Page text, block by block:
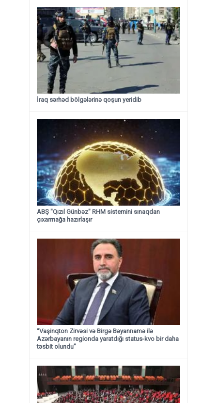
İraq sərhəd bölgələrinə qoşun yeridib
ABŞ "Qızıl Günbəz" RHM sistemini sınaqdan
çıxarmağa hazırlaşır
“Vaşinqton Zirvəsi və Birgə Bəyannamə ilə
Azərbayanın regionda yaratdığı status-kvo bir daha
təsbit olundu”